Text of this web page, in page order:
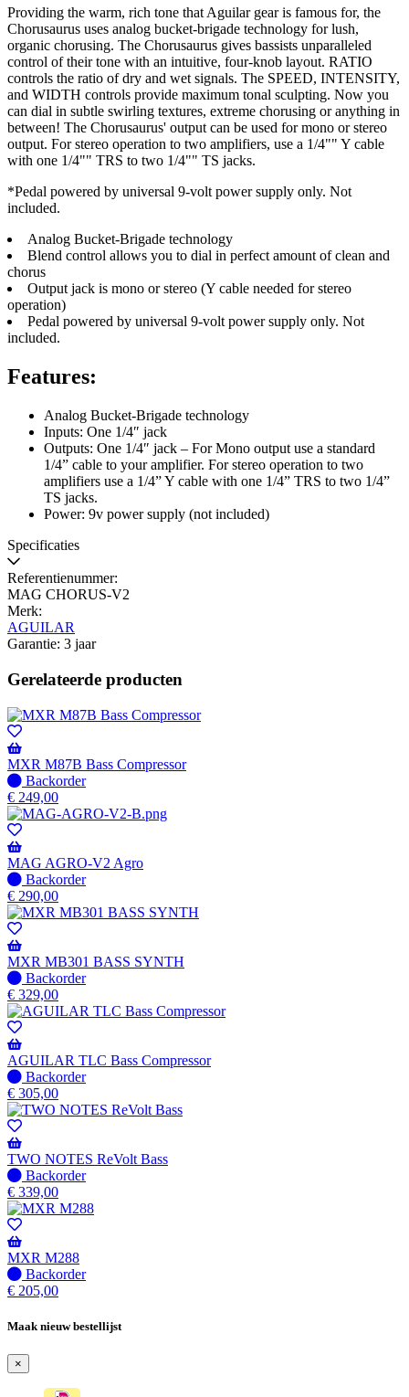
Providing the warm, rich tone that Aguilar gear is famous for, the
Chorusaurus uses analog bucket-brigade technology for lush,
organic chorusing. The Chorusaurus gives bassists unparalleled
control of their tone with an intuitive, four-knob layout. RATIO
controls the ratio of dry and wet signals. The SPEED, INTENSITY,
and WIDTH controls provide maximum tonal sculpting. Now you
can dial in subtle swirling textures, extreme chorusing or anything in
between! The Chorusaurus' output can be used for mono or stereo
output. For stereo operation to two amplifiers, use a 1/4"" Y cable
with one 1/4"" TRS to two 1/4"" TS jacks.
*Pedal powered by universal 9-volt power supply only. Not
included.
Analog Bucket-Brigade technology
Blend control allows you to dial in perfect amount of clean and
chorus
Output jack is mono or stereo (Y cable needed for stereo
operation)
Pedal powered by universal 9-volt power supply only. Not
included.
Features:
Analog Bucket-Brigade technology
Inputs: One 1/4″ jack
Outputs: One 1/4″ jack – For Mono output use a standard
1/4” cable to your amplifier. For stereo operation to two
amplifiers use a 1/4” Y cable with one 1/4” TRS to two 1/4”
TS jacks.
Power: 9v power supply (not included)
Specificaties
Referentienummer:
MAG CHORUS-V2
Merk:
AGUILAR
Garantie: 3 jaar
Gerelateerde producten
MXR M87B Bass Compressor
Niet
op
voorraad
-
Wordt
verzonden
wanneer
beschikbaar
Backorder
€ 249,00
MAG AGRO-V2 Agro
Niet
op
voorraad
-
Wordt
verzonden
wanneer
beschikbaar
Backorder
€ 290,00
MXR MB301 BASS SYNTH
Niet
op
voorraad
-
Wordt
verzonden
wanneer
beschikbaar
Backorder
€ 329,00
AGUILAR TLC Bass Compressor
Niet
op
voorraad
-
Wordt
verzonden
wanneer
beschikbaar
Backorder
€ 305,00
TWO NOTES ReVolt Bass
Niet
op
voorraad
-
Wordt
verzonden
wanneer
beschikbaar
Backorder
€ 339,00
MXR M288
Niet
op
-
verzonden
wanneer
beschikbaar
Backorder
€ 205,00
Maak nieuw bestellijst
×